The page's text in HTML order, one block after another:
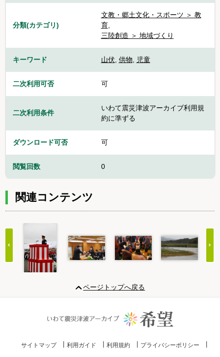
分類(カテゴリ)
文教・郷土文化・スポーツ ＞ 教
育,
三陸創造 ＞ 地域づくり
キーワード 山伏, 供物, 児童
二次利用可否 可
二次利用条件
いわて震災津波アーカイブ利用規
約に準ずる
ダウンロード可否 可
閲覧回数 0
関連コンテンツ
20
ページトップへ戻る
サイトマップ 利用ガイド 利用規約 プライバシーポリシー